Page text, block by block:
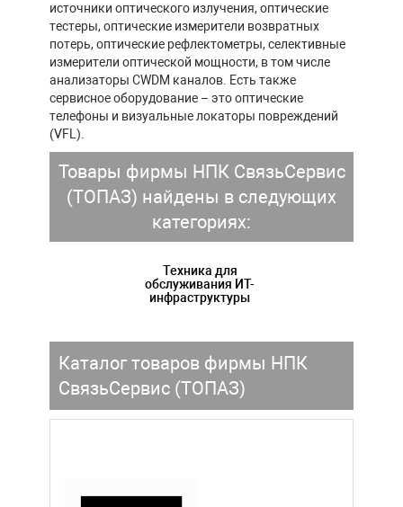
источники оптического излучения, оптические
тестеры, оптические измерители возвратных
потерь, оптические рефлектометры, селективные
измерители оптической мощности, в том числе
анализаторы CWDM каналов. Есть также
сервисное оборудование – это оптические
телефоны и визуальные локаторы повреждений
(VFL).
Товары фирмы НПК СвязьСервис
(ТОПАЗ) найдены в следующих
категориях:
Техника для
обслуживания ИТ-
инфраструктуры
Каталог товаров фирмы НПК
СвязьСервис (ТОПАЗ)